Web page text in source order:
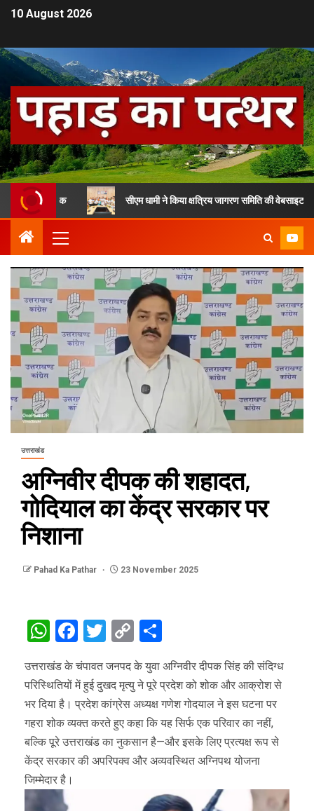
10 August 2026
सैनिक सीएम धामी ने किया क्षत्रिय जागरण समिति की वेबसाइट का विमोचन
उत्तराखंड
अग्निवीर दीपक की शहादत,
गोदियाल का केंद्र सरकार पर
निशाना
Pahad Ka Pathar 23 November 2025
WhatsApp
Facebook
Twitter
Copy
Link
उत्तराखंड के चंपावत जनपद के युवा अग्निवीर दीपक सिंह की संदिग्ध
परिस्थितियों में हुई दुखद मृत्यु ने पूरे प्रदेश को शोक और आक्रोश से
भर दिया है। प्रदेश कांग्रेस अध्यक्ष गणेश गोदयाल ने इस घटना पर
गहरा शोक व्यक्त करते हुए कहा कि यह सिर्फ एक परिवार का नहीं,
बल्कि पूरे उत्तराखंड का नुकसान है—और इसके लिए प्रत्यक्ष रूप से
केंद्र सरकार की अपरिपक्व और अव्यवस्थित अग्निपथ योजना
जिम्मेदार है।